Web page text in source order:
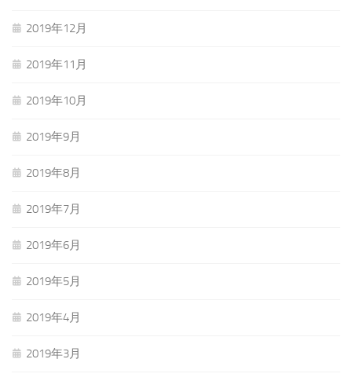
2019年12月
2019年11月
2019年10月
2019年9月
2019年8月
2019年7月
2019年6月
2019年5月
2019年4月
2019年3月